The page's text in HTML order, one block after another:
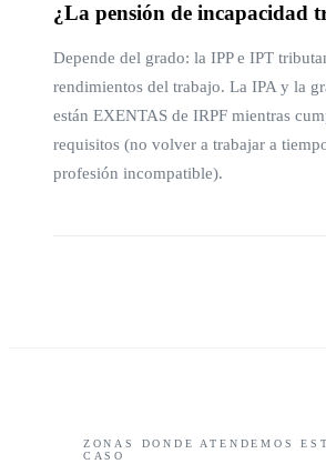
¿La pensión de incapacidad
Depende del grado: la IPP e IPT
rendimientos del trabajo. La IPA y la
están EXENTAS de IRPF mientras
requisitos (no volver a trabajar a
profesión incompatible).
ZONAS DONDE ATENDEMOS
CASO